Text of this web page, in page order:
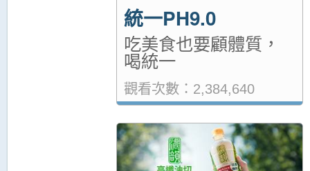
統一PH9.0
吃美食也要顧體質，
喝統一
觀看次數：2,384,640